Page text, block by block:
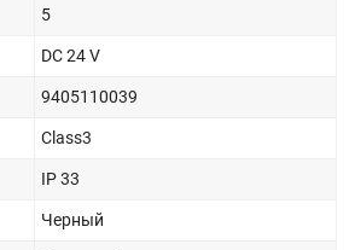
5
DC 24 V
9405110039
Class3
IP 33
Черный